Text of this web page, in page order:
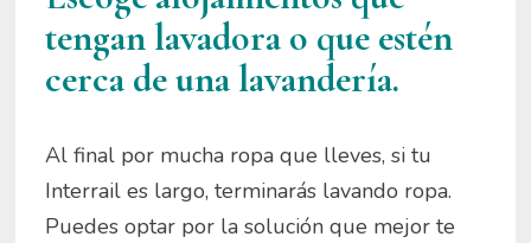
tengan lavadora o que estén
cerca de una lavandería.
Al final por mucha ropa que lleves, si tu
Interrail es largo, terminarás lavando ropa.
Puedes optar por la solución que mejor te